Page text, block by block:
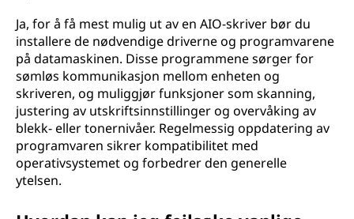
Ja, for å få mest mulig ut av en AIO-skriver bør du
installere de nødvendige driverne og programvarene
på datamaskinen. Disse programmene sørger for
sømløs kommunikasjon mellom enheten og
skriveren, og muliggjør funksjoner som skanning,
justering av utskriftsinnstillinger og overvåking av
blekk- eller tonernivåer. Regelmessig oppdatering av
programvaren sikrer kompatibilitet med
operativsystemet og forbedrer den generelle
ytelsen.